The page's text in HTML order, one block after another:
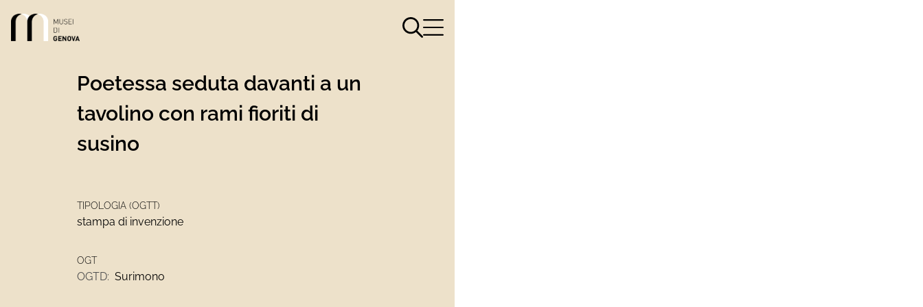
Link alla homepage Apri il menù di ricerca
Apri il menù di navigazione
Poetessa seduta davanti a un
tavolino con rami fioriti di
susino
TIPOLOGIA (OGTT)
stampa di invenzione
OGT
OGTD: Surimono